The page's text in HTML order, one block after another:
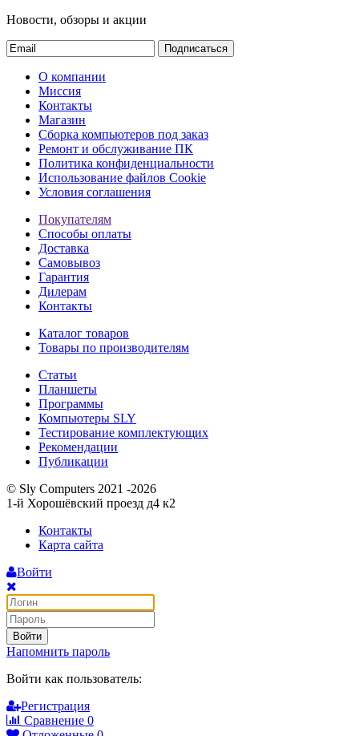
Новости, обзоры и акции
Подписаться
О компании
Миссия
Контакты
Магазин
Сборка компьютеров под заказ
Ремонт и обслуживание ПК
Политика конфиденциальности
Использование файлов Cookie
Условия соглашения
Покупателям
Способы оплаты
Доставка
Самовывоз
Гарантия
Дилерам
Контакты
Каталог товаров
Товары по производителям
Статьи
Планшеты
Программы
Компьютеры SLY
Тестирование комплектующих
Рекомендации
Публикации
© Sly Computers 2021 -2026
1-й Хорошёвский проезд д4 к2
Контакты
Карта сайта
Войти
Войти
Напомнить пароль
Войти как пользователь:
Регистрация
Сравнение 0